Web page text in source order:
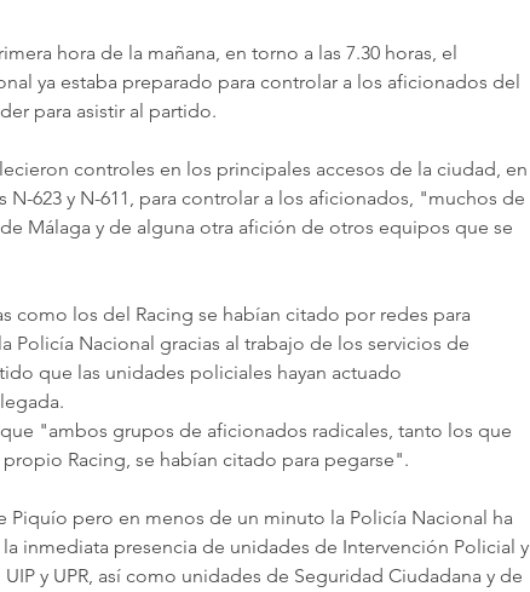
hora de la mañana, en torno a las 7.30 horas, el
ya estaba preparado para controlar a los aficionados del
para asistir al partido.
controles en los principales accesos de la ciudad, en
N-623 y N-611, para controlar a los aficionados, "muchos de
Málaga y de alguna otra afición de otros equipos que se
como los del Racing se habían citado por redes para
Policía Nacional gracias al trabajo de los servicios de
que las unidades policiales hayan actuado
"ambos grupos de aficionados radicales, tanto los que
Racing, se habían citado para pegarse".
Piquío pero en menos de un minuto la Policía Nacional ha
inmediata presencia de unidades de Intervención Policial y
y UPR, así como unidades de Seguridad Ciudadana y de